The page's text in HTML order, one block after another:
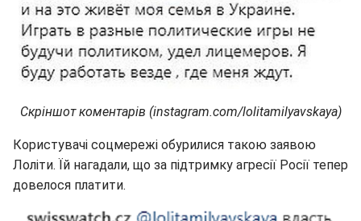
Скріншот коментарів (instagram.com/lolitamilyavskaya)
Користувачі соцмережі обурилися такою заявою
Лоліти. Їй нагадали, що за підтримку агресії Росії тепер
довелося платити.